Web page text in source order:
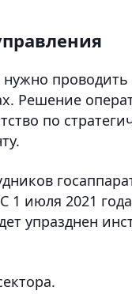
Решение
по
1 июля 2021
упразднен